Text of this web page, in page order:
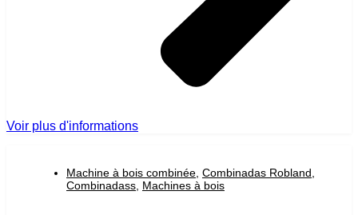
Voir plus d'informations
Machine à bois combinée Combinadas Robland
Combinadass Machines à bois